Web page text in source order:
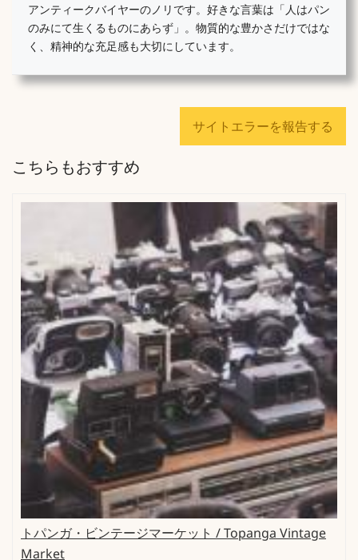
アンティークバイヤーのノリです。好きな言葉は「人はパン
のみにて生くるものにあらず」。物質的な豊かさだけではな
く、精神的な充足感も大切にしています。
サイトエラーを報告する
こちらもおすすめ
トパンガ・ビンテージマーケット / Topanga Vintage